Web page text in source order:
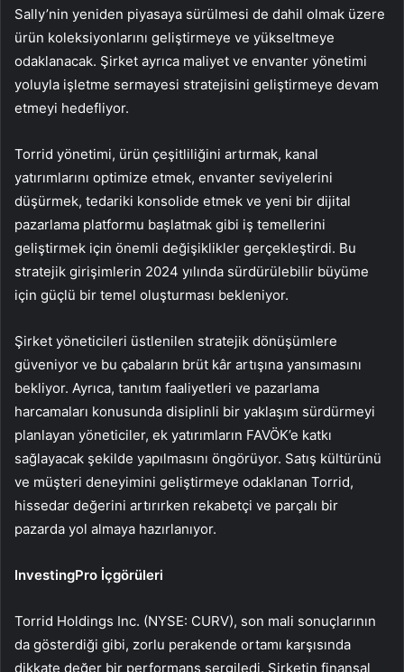
Sally’nin yeniden piyasaya sürülmesi de dahil olmak üzere
ürün koleksiyonlarını geliştirmeye ve yükseltmeye
odaklanacak. Şirket ayrıca maliyet ve envanter yönetimi
yoluyla işletme sermayesi stratejisini geliştirmeye devam
etmeyi hedefliyor.
Torrid yönetimi, ürün çeşitliliğini artırmak, kanal
yatırımlarını optimize etmek, envanter seviyelerini
düşürmek, tedariki konsolide etmek ve yeni bir dijital
pazarlama platformu başlatmak gibi iş temellerini
geliştirmek için önemli değişiklikler gerçekleştirdi. Bu
stratejik girişimlerin 2024 yılında sürdürülebilir büyüme
için güçlü bir temel oluşturması bekleniyor.
Şirket yöneticileri üstlenilen stratejik dönüşümlere
güveniyor ve bu çabaların brüt kâr artışına yansımasını
bekliyor. Ayrıca, tanıtım faaliyetleri ve pazarlama
harcamaları konusunda disiplinli bir yaklaşım sürdürmeyi
planlayan yöneticiler, ek yatırımların FAVÖK’e katkı
sağlayacak şekilde yapılmasını öngörüyor. Satış kültürünü
ve müşteri deneyimini geliştirmeye odaklanan Torrid,
hissedar değerini artırırken rekabetçi ve parçalı bir
pazarda yol almaya hazırlanıyor.
InvestingPro İçgörüleri
Torrid Holdings Inc. (NYSE: CURV), son mali sonuçlarının
da gösterdiği gibi, zorlu perakende ortamı karşısında
dikkate değer bir performans sergiledi. Şirketin finansal